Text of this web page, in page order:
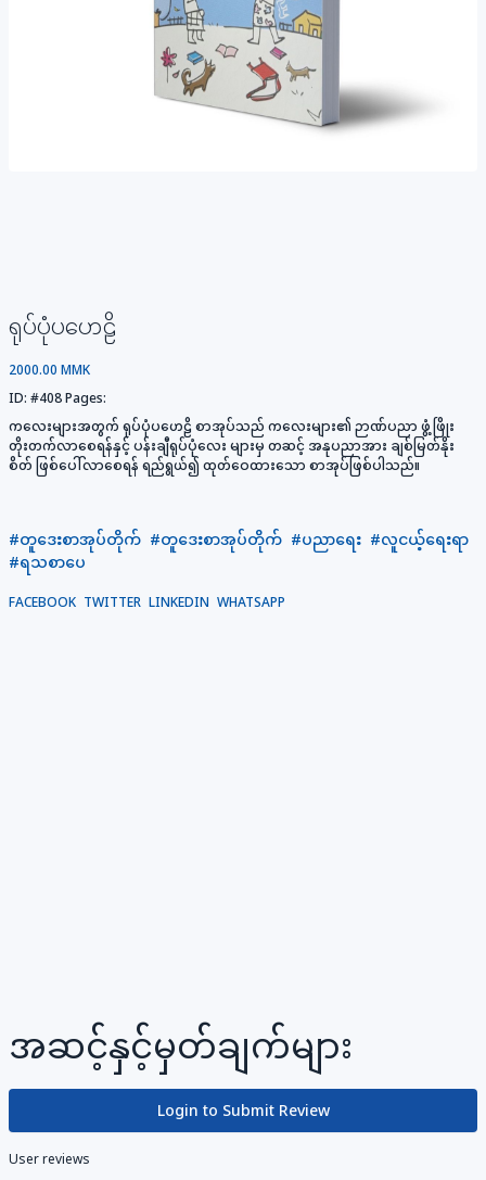
ရုပ်ပုံပဟေဠိ
2000.00 MMK
ID: #408Pages:
ကလေးများအတွက် ရုပ်ပုံပဟေဠိ စာအုပ်သည် ကလေးများ၏ ဉာဏ်ပညာ ဖွံ့ဖြိုး
တိုးတက်လာစေရန်နှင့် ပန်းချီရုပ်ပုံလေး များမှ တဆင့် အနုပညာအား ချစ်မြတ်နိုး
စိတ် ဖြစ်ပေါ်လာစေရန် ရည်ရွယ်၍ ထုတ်ဝေထားသော စာအုပ်ဖြစ်ပါသည်။
#တူဒေးစာအုပ်တိုက် #တူဒေးစာအုပ်တိုက် #ပညာရေး #လူငယ့်ရေးရာ
#ရသစာပေ
FACEBOOK TWITTER LINKEDIN WHATSAPP
အဆင့်နှင့်မှတ်ချက်များ
Login to Submit Review
User reviews